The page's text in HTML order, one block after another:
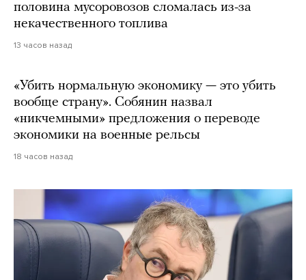
половина мусоровозов сломалась из-за
некачественного топлива
13 часов назад
«Убить нормальную экономику — это убить
вообще страну». Собянин назвал
«никчемными» предложения о переводе
экономики на военные рельсы
18 часов назад